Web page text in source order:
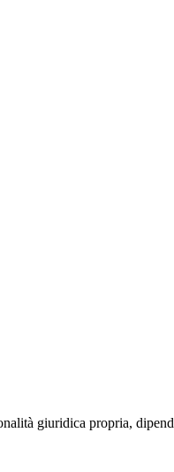
giuridica propria,